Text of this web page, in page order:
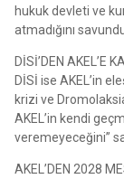
hukuk devleti ve
atmadığını
DİSİ’DEN AKEL’E
DİSİ ise AKEL’in
krizi ve
AKEL’in kendi
veremeyeceğini”
AKEL’DEN 2028